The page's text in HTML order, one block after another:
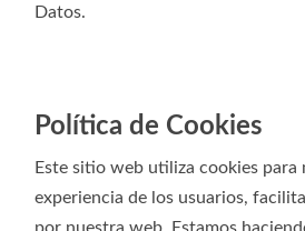
Datos.
Política de Cookies
Este sitio web utiliza cookies para
experiencia de los usuarios,
por nuestra web. Estamos